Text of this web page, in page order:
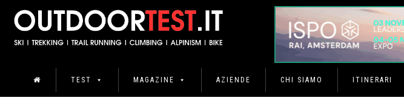
TEST MAGAZINE AZIENDE CHI SIAMO ITINERARI